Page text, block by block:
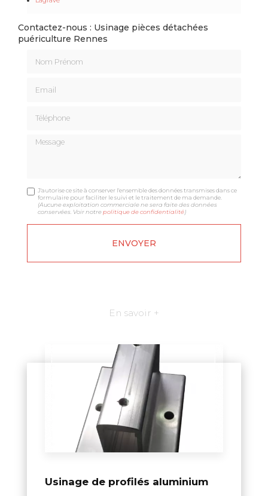
Contactez-nous : Usinage pièces détachées
puériculture Rennes
Message
J'autorise ce site à conserver l'ensemble des données transmises dans ce
formulaire pour faciliter le suivi et le traitement de ma demande.
(Aucune exploitation commerciale ne sera faite des données
conservées. Voir notrepolitique de confidentialité)
En savoir +
Usinage de profilés aluminium